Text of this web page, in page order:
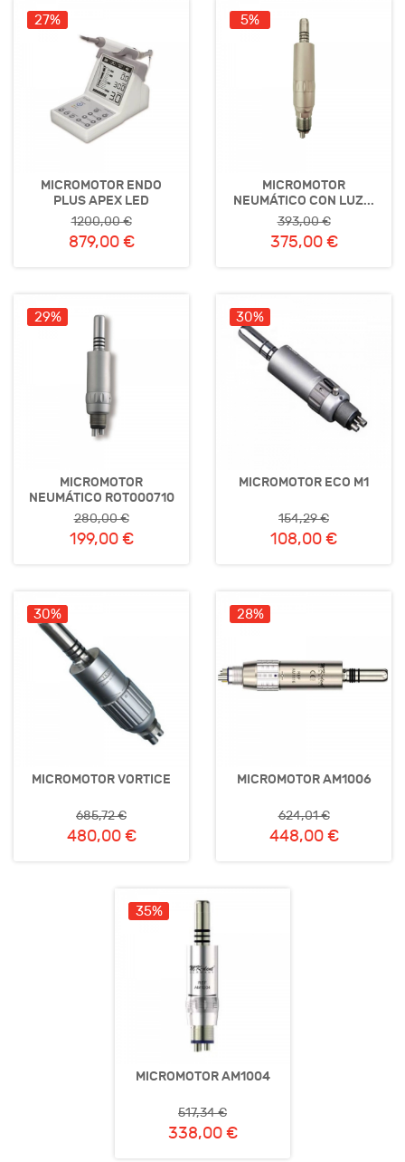
27%
MICROMOTOR ENDO
PLUS APEX LED
1200,00 €
879,00 €
5%
MICROMOTOR
NEUMÁTICO CON LUZ...
393,00 €
375,00 €
29%
MICROMOTOR
NEUMÁTICO ROT000710
280,00 €
199,00 €
30%
MICROMOTOR ECO M1
154,29 €
108,00 €
30%
MICROMOTOR VORTICE
685,72 €
480,00 €
28%
MICROMOTOR AM1006
624,01 €
448,00 €
35%
MICROMOTOR AM1004
517,34 €
338,00 €